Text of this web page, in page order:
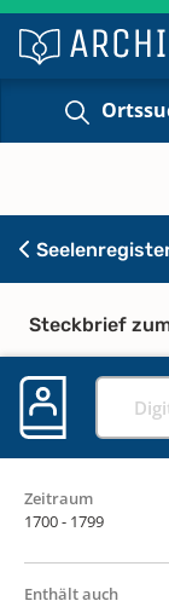
Steckbrief
Zeitraum
1700 - 1799
Enthält auch